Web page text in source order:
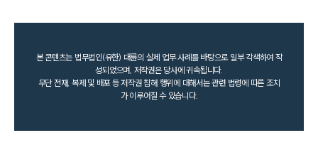
본 콘텐츠는 법무법인(유한) 대륜의 실제 업무 사례를 바탕으로 일부 각색하여 작
성되었으며, 저작권은 당사에 귀속됩니다.
무단 전재, 복제 및 배포 등 저작권 침해 행위에 대해서는 관련 법령에 따른 조치
가 이루어질 수 있습니다.